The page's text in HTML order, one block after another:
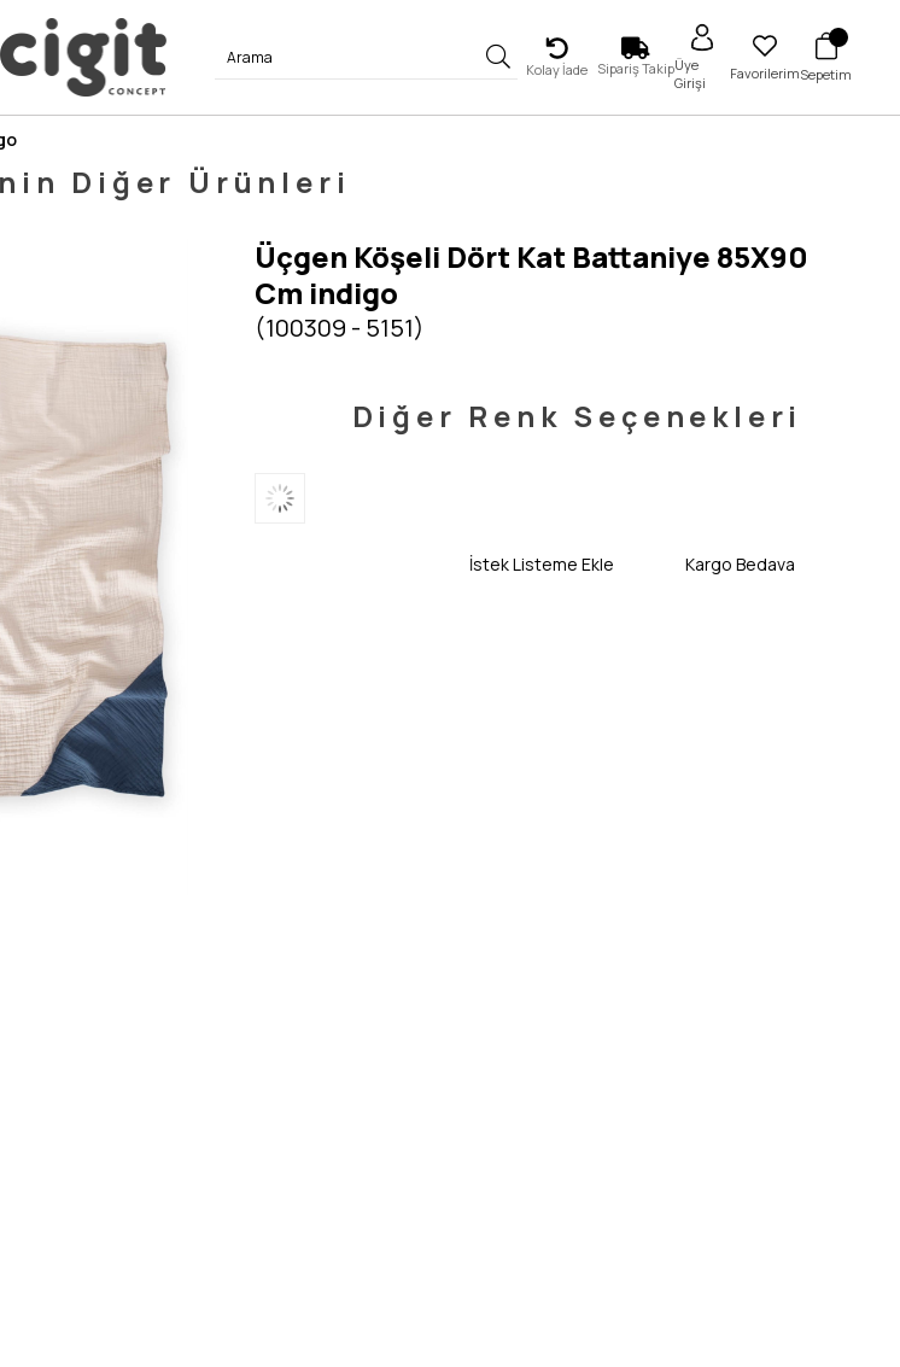
Kolay İade Sipariş TakipÜye
Girişi
FavorilerimSepetim
Diğer Ürünleri
Üçgen Köşeli Dört Kat Battaniye 85X90
Cm indigo
(100309 - 5151)
Diğer Renk Seçenekleri
İstek Listeme Ekle Kargo Bedava